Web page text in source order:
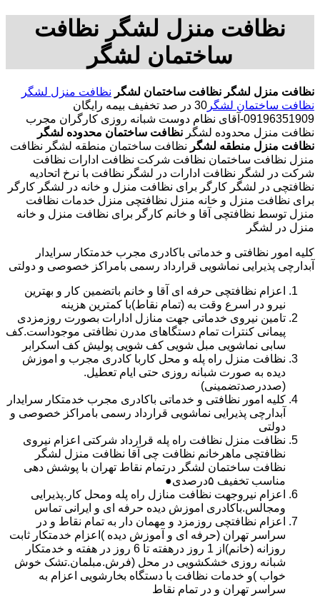
نظافت منزل لشگر نظافت
ساختمان لشگر
نظافت منزل لشگر نظافت ساختمان لشگر نظافت منزل لشگر
نظافت ساختمان لشگر
30 در صد تخفیف بیمه رایگان
09196351909-آقای نظام دوست شبانه روزی کارگران مجرب
نظافت منزل محدوده لشگر نظافت ساختمان محدوده لشگر
نظافت منزل منطقه لشگر نظافت ساختمان منطقه لشگر نظافت
منزل نظافت ساختمان نظافت شرکت نظافت ادارات نظافت
شرکت در لشگر نظافت ادارات در لشگر نظافت با نرخ اتحادیه
نظافتچی در لشگر کارگر برای نظافت منزل و خانه در لشگر کارگر
برای نظافت منزل و خانه منزل نظافتچی منزل خدمات نظافت
منزل توسط نظافتچی آقا و خانم کارگر برای نظافت منزل و خانه
منزل در لشگر
کلیه امور نظافتی و خدماتی باکادری مجرب خدمتکار سرایدار
آبدارچی پذیرایی نماشویی قرارداد رسمی بامراکز خصوصی و دولتی
اعزام نظافتچی حرفه ای آقا و خانم باتضمین کار و بهترین
نیرو در اسرع وقت به (تمام نقاط)با کمترین هزینه
تامین نیروی خدماتی جهت منازل ادارات بصورت روزمزدی
پیمانی کنترات تمام دستگاهای مدرن نظافتی موجوداست.کف
سابی نماشویی مبل شویی کف شویی پولیش کف اسکرابر
نظافت منزل راه پله و محل کاربا کادری مجرب و اموزش
دیده به صورت شبانه روزی حتی ایام تعطیل.
(صددرصدتضمینی)
کلیه امور نظافتی و خدماتی باکادری مجرب خدمتکار سرایدار
آبدارچی پذیرایی نماشویی قرارداد رسمی بامراکز خصوصی و
دولتی
نظافت منزل نظافت راه پله قرارداد شرکتی اعزام نیروی
نظافتچی ماهرخانم نظافت چی آقا نظافت منزل لشگر
نظافت ساختمان لشگر درتمام نقاط تهران با پوشش دهی
مناسب تخفیف ۵درصدی●
اعزام نیروجهت نظافت منازل راه پله ومحل کار.پذیرایی
ومجالس.باکادری اموزش دیده حرفه ای و ایرانی تماس
اعزام نظافتچی روزمزد و مهمان دار به تمام نقاط و در
سراسر تهران (حرفه ای و آموزش دیده )اعزام خدمتکار ثابت
روزانه (خانم)از 1 روز درهفته تا 6 روز در هفته و خدمتکار
شبانه روزی خشکشویی در محل (فرش.مبلمان.تشک خوش
خواب )و خدمات نظافت با دستگاه بخارشویی اعزام به
سراسر تهران و در تمام نقاط